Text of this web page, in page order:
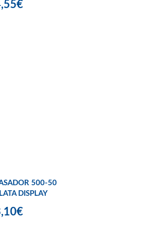
500-50
DISPLAY